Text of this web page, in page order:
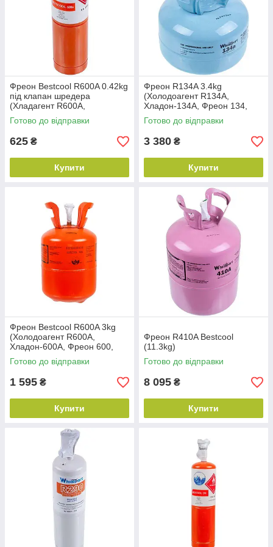
Фреон Bestcool R600A 0.42kg
під клапан шредера
(Хладагент R600A,
Хладон-600A, Фреон 600,
ДФУ-600A)
Готово до відправки
625 ₴
Купити
Фреон R134A 3.4kg
(Холодоагент R134A,
Хладон-134A, Фреон 134,
ДФУ-134A, HFC-134 А)
Готово до відправки
3 380 ₴
Купити
Фреон Bestcool R600A 3kg
(Холодоагент R600A,
Хладон-600A, Фреон 600,
ДФУ-600A, HFC-600 А)
Готово до відправки
1 595 ₴
Купити
Фреон R410A Bestcool
(11.3kg)
Готово до відправки
8 095 ₴
Купити